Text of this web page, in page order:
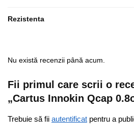
Rezistenta
Nu există recenzii până acum.
Fii primul care scrii o
„Cartus Innokin Qcap
Trebuie să fii autentificat pentru a